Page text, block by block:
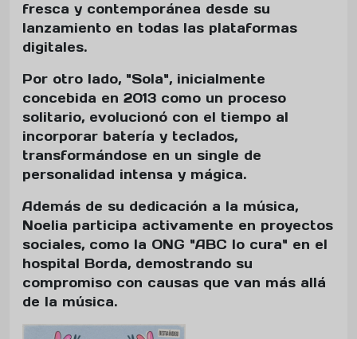
fresca y contemporánea desde su
lanzamiento en todas las plataformas
digitales.
Por otro lado, "Sola", inicialmente
concebida en 2013 como un proceso
solitario, evolucionó con el tiempo al
incorporar batería y teclados,
transformándose en un single de
personalidad intensa y mágica.
Además de su dedicación a la música,
Noelia participa activamente en proyectos
sociales, como la ONG "ABC lo cura" en el
hospital Borda, demostrando su
compromiso con causas que van más allá
de la música.